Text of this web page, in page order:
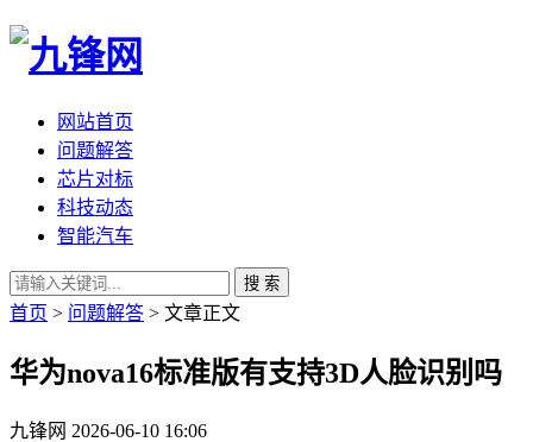
网站首页
问题解答
芯片对标
科技动态
智能汽车
搜 索
首页 > 问题解答 > 文章正文
华为nova16标准版有支持3D人脸识别吗
九锋网 2026-06-10 16:06